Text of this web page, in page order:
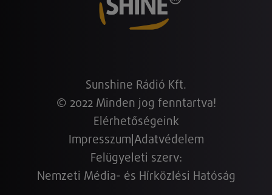
Sunshine Rádió Kft.
© 2022 Minden jog fenntartva!
Elérhetőségeink
Impresszum Adatvédelem
Felügyeleti szerv:
Nemzeti Média- és Hírközlési Hatóság